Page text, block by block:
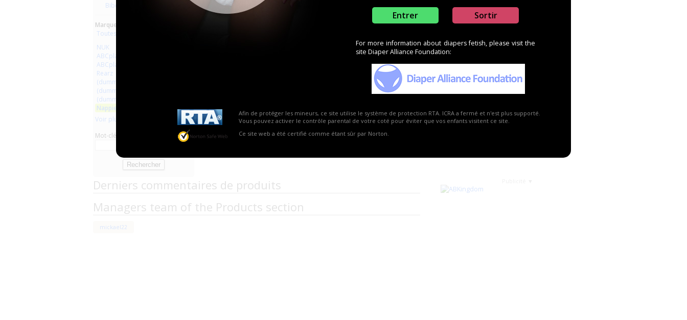
Entrer Sortir
For more information about diapers fetish, please visit the
site Diaper Alliance Foundation:
Afin de protéger les mineurs, ce site utilise le système de protection RTA. ICRA a fermé et n'est plus supporté.
Vous pouvez activer le contrôle parental de votre coté pour éviter que vos enfants visitent ce site.
Ce site web a été certifié comme étant sûr par Norton.
Biberons Tétines
Marques :
Toutes les marques
NUK
ABCplaisir.com
ABCplaisir
Rearz
(dummy bondage)
(dummy pacifiers)
(dummy medical equipment)
Nappiesrus
Voir plus
Mot-clé
Derniers commentaires de produits
Managers team of the Products section
mickael22